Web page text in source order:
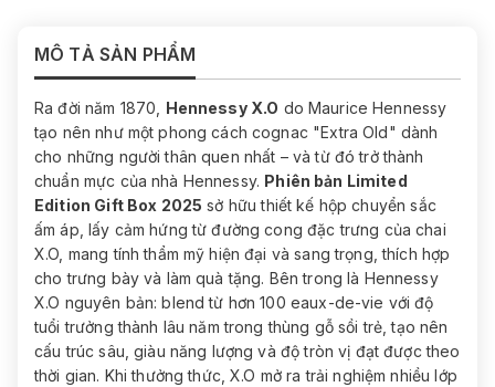
MÔ TẢ SẢN PHẨM
Ra đời năm 1870, Hennessy X.O do Maurice Hennessy
tạo nên như một phong cách cognac "Extra Old" dành
cho những người thân quen nhất – và từ đó trở thành
chuẩn mực của nhà Hennessy. Phiên bản Limited
Edition Gift Box 2025 sở hữu thiết kế hộp chuyển sắc
ấm áp, lấy cảm hứng từ đường cong đặc trưng của chai
X.O, mang tính thẩm mỹ hiện đại và sang trọng, thích hợp
cho trưng bày và làm quà tặng. Bên trong là Hennessy
X.O nguyên bản: blend từ hơn 100 eaux-de-vie với độ
tuổi trưởng thành lâu năm trong thùng gỗ sồi trẻ, tạo nên
cấu trúc sâu, giàu năng lượng và độ tròn vị đạt được theo
thời gian. Khi thưởng thức, X.O mở ra trải nghiệm nhiều lớp